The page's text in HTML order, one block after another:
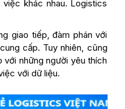
khác nhau. Logistics
giao tiếp, đàm phán với
cấp. Tuy nhiên, cũng
những người yêu thích
với dữ liệu.